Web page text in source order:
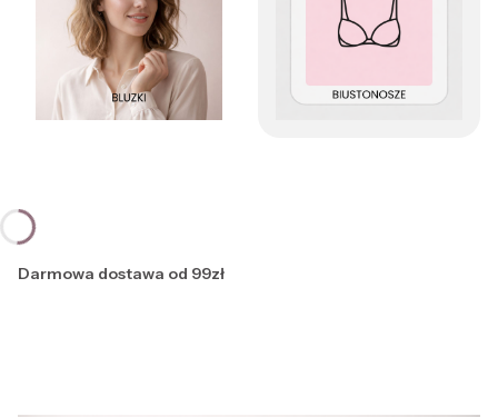
Darmowa dostawa od 99zł